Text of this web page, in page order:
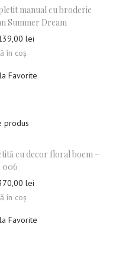
manual cu broderie
Summer Dream
lei
în coș
Favorite
cu decor floral boem –
006
lei
în coș
Favorite